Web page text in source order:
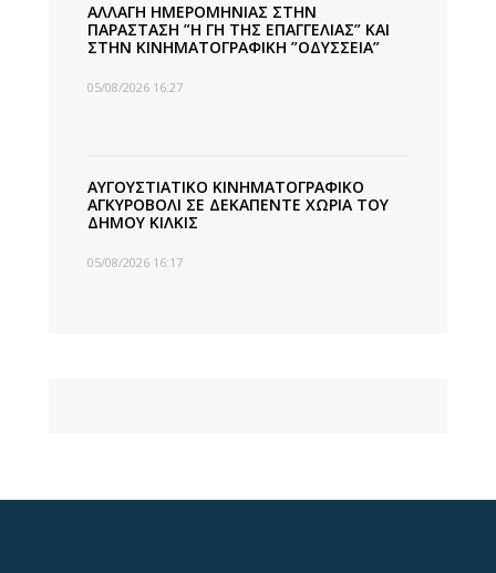
ΑΛΛΑΓΗ ΗΜΕΡΟΜΗΝΙΑΣ ΣΤΗΝ
ΠΑΡΑΣΤΑΣΗ ”Η ΓΗ ΤΗΣ ΕΠΑΓΓΕΛΙΑΣ” ΚΑΙ
ΣΤΗΝ ΚΙΝΗΜΑΤΟΓΡΑΦΙΚΗ ”ΟΔΥΣΣΕΙΑ”
05/08/2026 16:27
ΑΥΓΟΥΣΤΙΑΤΙΚΟ ΚΙΝΗΜΑΤΟΓΡΑΦΙΚΟ
ΑΓΚΥΡΟΒΟΛΙ ΣΕ ΔΕΚΑΠΕΝΤΕ ΧΩΡΙΑ ΤΟΥ
ΔΗΜΟΥ ΚΙΛΚΙΣ
05/08/2026 16:17